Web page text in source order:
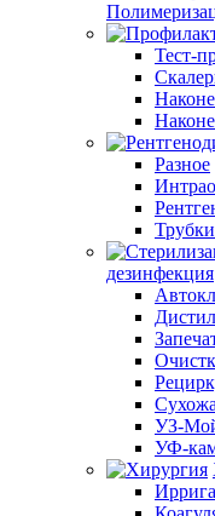
Тест-
Разное
дезинфекция
УЗ-
УФ-